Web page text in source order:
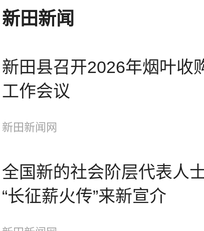
新田新闻
新田县召开2026年烟叶收
工作会议
新田新闻网
全国新的社会阶层代表人
“长征薪火传”来新宣介